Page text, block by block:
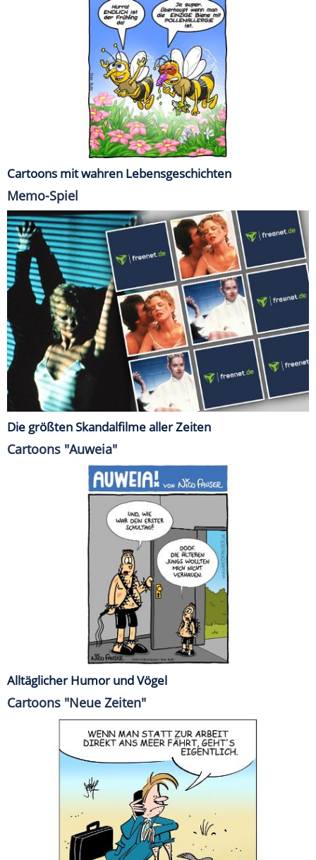
Cartoons mit wahren Lebensgeschichten
Memo-Spiel
Die größten Skandalfilme aller Zeiten
Cartoons "Auweia"
Alltäglicher Humor und Vögel
Cartoons "Neue Zeiten"